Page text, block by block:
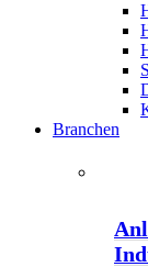
Branchen